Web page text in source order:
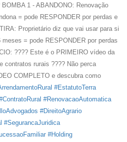
1 - ABANDONO: Renovação
= pode RESPONDER por perdas e
Proprietário diz que vai usar para si
= pode RESPONDER por perdas
???? Este é o PRIMEIRO vídeo da
contratos rurais ???? Não perca
COMPLETO e descubra como
#EstatutoTerra
#RenovacaoAutomatica
#DireitoAgrario
#SegurancaJuridica
#Holding